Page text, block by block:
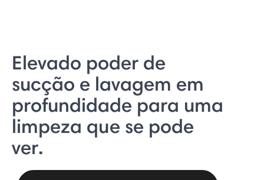
Elevado poder de
sucção e lavagem em
profundidade para uma
limpeza que se pode
ver.